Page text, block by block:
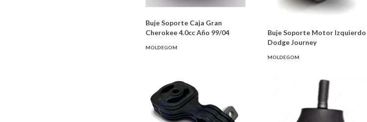
Buje Soporte Caja Gran
Cherokee 4.0cc Año 99/04
MOLDEGOM
Buje Soporte Motor Izquierdo
Dodge Journey
MOLDEGOM